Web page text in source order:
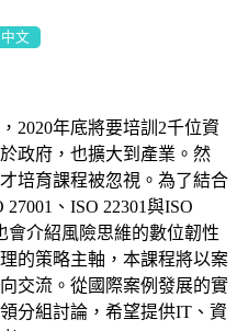
中文
2020年底將要培訓2千位資
政府，也擴大到產業。然
培育課程被忽視。為了結合
、ISO 22301與ISO
會介紹風險思維的數位韌性
的策略主軸，本課程將以案
交流。從國際案例發展的實
分組討論，希望提供IT、資